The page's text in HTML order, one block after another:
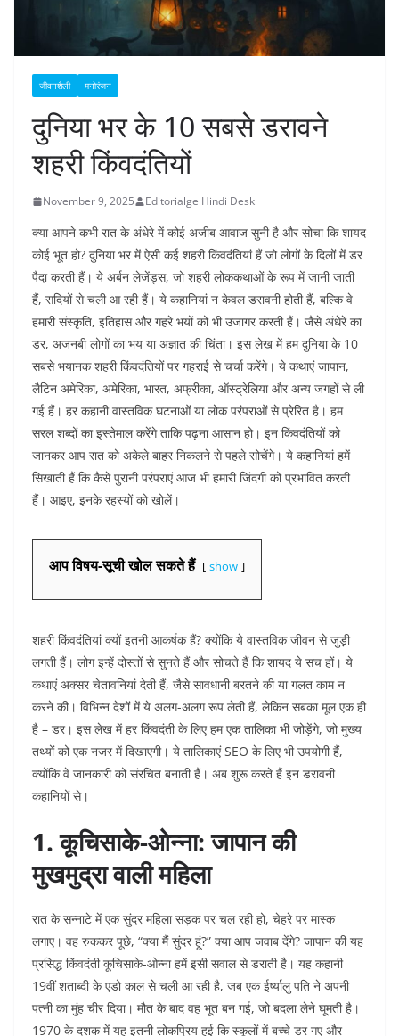
जीवनशैली मनोरंजन
दुनिया भर के 10 सबसे डरावने
शहरी किंवदंतियों
November 9, 2025 Editorialge Hindi Desk
क्या आपने कभी रात के अंधेरे में कोई अजीब आवाज सुनी है और सोचा कि शायद
कोई भूत हो? दुनिया भर में ऐसी कई शहरी किंवदंतियां हैं जो लोगों के दिलों में डर
पैदा करती हैं। ये अर्बन लेजेंड्स, जो शहरी लोककथाओं के रूप में जानी जाती
हैं, सदियों से चली आ रही हैं। ये कहानियां न केवल डरावनी होती हैं, बल्कि वे
हमारी संस्कृति, इतिहास और गहरे भयों को भी उजागर करती हैं। जैसे अंधेरे का
डर, अजनबी लोगों का भय या अज्ञात की चिंता। इस लेख में हम दुनिया के 10
सबसे भयानक शहरी किंवदंतियों पर गहराई से चर्चा करेंगे। ये कथाएं जापान,
लैटिन अमेरिका, अमेरिका, भारत, अफ्रीका, ऑस्ट्रेलिया और अन्य जगहों से ली
गई हैं। हर कहानी वास्तविक घटनाओं या लोक परंपराओं से प्रेरित है। हम
सरल शब्दों का इस्तेमाल करेंगे ताकि पढ़ना आसान हो। इन किंवदंतियों को
जानकर आप रात को अकेले बाहर निकलने से पहले सोचेंगे। ये कहानियां हमें
सिखाती हैं कि कैसे पुरानी परंपराएं आज भी हमारी जिंदगी को प्रभावित करती
हैं। आइए, इनके रहस्यों को खोलें।​
आप विषय-सूची खोल सकते हैं show
शहरी किंवदंतियां क्यों इतनी आकर्षक हैं? क्योंकि ये वास्तविक जीवन से जुड़ी
लगती हैं। लोग इन्हें दोस्तों से सुनते हैं और सोचते हैं कि शायद ये सच हों। ये
कथाएं अक्सर चेतावनियां देती हैं, जैसे सावधानी बरतने की या गलत काम न
करने की। विभिन्न देशों में ये अलग-अलग रूप लेती हैं, लेकिन सबका मूल एक ही
है – डर। इस लेख में हर किंवदंती के लिए हम एक तालिका भी जोड़ेंगे, जो मुख्य
तथ्यों को एक नजर में दिखाएगी। ये तालिकाएं SEO के लिए भी उपयोगी हैं,
क्योंकि वे जानकारी को संरचित बनाती हैं। अब शुरू करते हैं इन डरावनी
कहानियों से।​
1. कूचिसाके-ओन्ना: जापान की
मुखमुद्रा वाली महिला
रात के सन्नाटे में एक सुंदर महिला सड़क पर चल रही हो, चेहरे पर मास्क
लगाए। वह रुककर पूछे, “क्या मैं सुंदर हूं?” क्या आप जवाब देंगे? जापान की यह
प्रसिद्ध किंवदंती कूचिसाके-ओन्ना हमें इसी सवाल से डराती है। यह कहानी
19वीं शताब्दी के एडो काल से चली आ रही है, जब एक ईर्ष्यालु पति ने अपनी
पत्नी का मुंह चीर दिया। मौत के बाद वह भूत बन गई, जो बदला लेने घूमती है।
1970 के दशक में यह इतनी लोकप्रिय हुई कि स्कूलों में बच्चे डर गए और